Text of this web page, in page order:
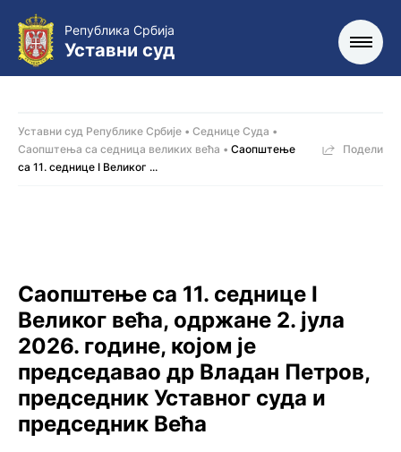
Република Србија
Уставни суд
Саопштење са 11. седницe I
Великог већа, одржанe 2. јула
2026. године, којoм је
председавао др Владан Петров,
председник Уставног суда и
председник Већа
Уставни суд Републике Србије
Седнице Суда
Саопштења са седница великих већа
Саопштење
са 11. седницe I Великог ...
Подели